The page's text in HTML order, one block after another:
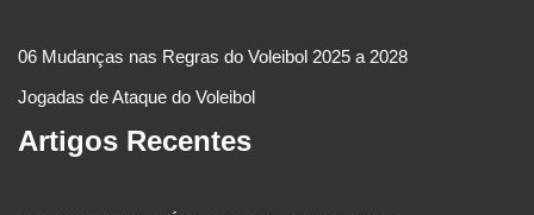
06 Mudanças nas Regras do Voleibol 2025 a 2028
Jogadas de Ataque do Voleibol
Artigos Recentes